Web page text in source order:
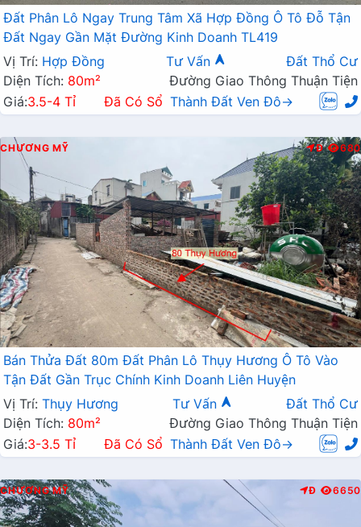
Đất Phân Lô Ngay Trung Tâm Xã Hợp Đồng Ô Tô Đỗ Tận
Đất Ngay Gần Mặt Đường Kinh Doanh TL419
Vị Trí: Hợp Đồng Tư Vấn
Đất Thổ Cư
Diện Tích: 80m²
Đường Giao Thông Thuận Tiện
Giá:3.5-4 Tỉ Đã Có Sổ Thành Đất Ven Đô→
CHƯƠNG MỸ Đ 680
Bán Thửa Đất 80m Đất Phân Lô Thụy Hương Ô Tô Vào
Tận Đất Gần Trục Chính Kinh Doanh Liên Huyện
Vị Trí: Thụy Hương Tư Vấn
Đất Thổ Cư
Diện Tích: 80m²
Đường Giao Thông Thuận Tiện
Giá:3-3.5 Tỉ Đã Có Sổ Thành Đất Ven Đô→
CHƯƠNG MỸ Đ 6650